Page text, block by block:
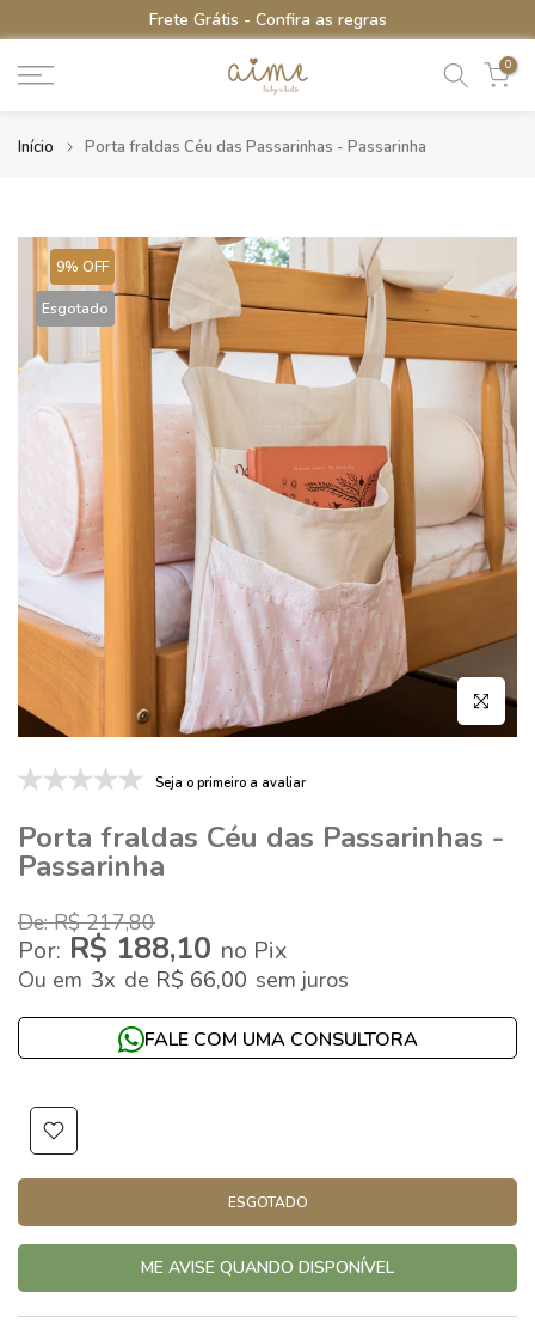
o
regras
0
Início Porta fraldas Céu das Passarinhas - Passarinha
9% OFF
Esgotado
Clique
Seja o primeiro a avaliar
Porta fraldas Céu das Passarinhas -
Passarinha
De: R$ 217,80
Por: R$ 188,10 no Pix
Ou em 3x de R$ 66,00 sem juros
FALE COM UMA CONSULTORA
ESGOTADO
ME AVISE QUANDO DISPONÍVEL